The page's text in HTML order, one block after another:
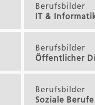
Berufsbilder
IT &
Berufsbilder
Öffentlicher
Berufsbilder
Soziale Berufe